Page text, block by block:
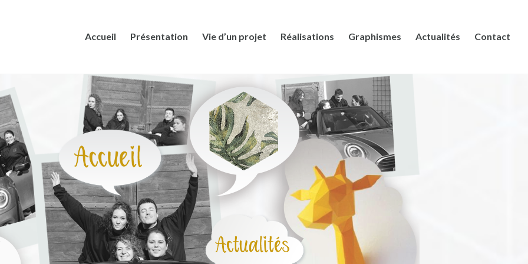
Accueil Présentation Vie d’un projet Réalisations Graphismes Actualités Contact